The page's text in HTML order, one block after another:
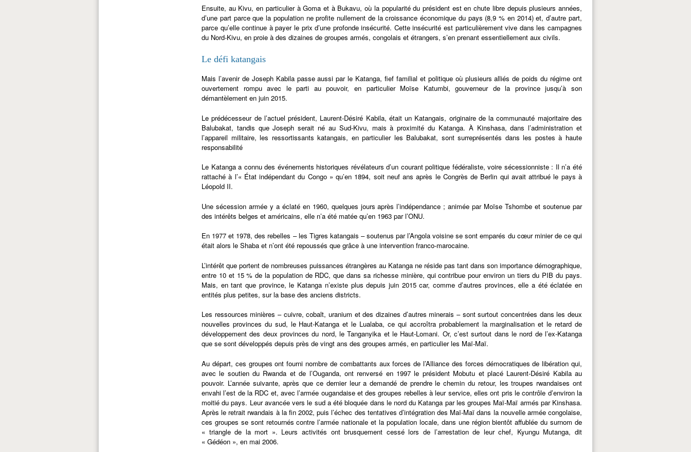
Ensuite, au Kivu, en particulier à Goma et à Bukavu, où la popularité du président est en chute libre depuis plusieurs années,
d’une part parce que la population ne profite nullement de la croissance économique du pays (8,9 % en 2014) et, d’autre part,
parce qu’elle continue à payer le prix d’une profonde insécurité. Cette insécurité est particulièrement vive dans les campagnes
du Nord-Kivu, en proie à des dizaines de groupes armés, congolais et étrangers, s’en prenant essentiellement aux civils.
Le défi katangais
Mais l’avenir de Joseph Kabila passe aussi par le Katanga, fief familial et politique où plusieurs alliés de poids du régime ont
ouvertement rompu avec le parti au pouvoir, en particulier Moïse Katumbi, gouverneur de la province jusqu’à son
démantèlement en juin 2015.
Le prédécesseur de l’actuel président, Laurent-Désiré Kabila, était un Katangais, originaire de la communauté majoritaire des
Balubakat, tandis que Joseph serait né au Sud-Kivu, mais à proximité du Katanga. À Kinshasa, dans l’administration et
l’appareil militaire, les ressortissants katangais, en particulier les Balubakat, sont surreprésentés dans les postes à haute
responsabilité
Le Katanga a connu des événements historiques révélateurs d’un courant politique fédéraliste, voire sécessionniste : Il n’a été
rattaché à l’« État indépendant du Congo » qu’en 1894, soit neuf ans après le Congrès de Berlin qui avait attribué le pays à
Léopold II.
Une sécession armée y a éclaté en 1960, quelques jours après l’indépendance ; animée par Moïse Tshombe et soutenue par
des intérêts belges et américains, elle n’a été matée qu’en 1963 par l’ONU.
En 1977 et 1978, des rebelles – les Tigres katangais – soutenus par l’Angola voisine se sont emparés du cœur minier de ce qui
était alors le Shaba et n’ont été repoussés que grâce à une intervention franco-marocaine.
L’intérêt que portent de nombreuses puissances étrangères au Katanga ne réside pas tant dans son importance démographique,
entre 10 et 15 % de la population de RDC, que dans sa richesse minière, qui contribue pour environ un tiers du PIB du pays.
Mais, en tant que province, le Katanga n’existe plus depuis juin 2015 car, comme d’autres provinces, elle a été éclatée en
entités plus petites, sur la base des anciens districts.
Les ressources minières – cuivre, cobalt, uranium et des dizaines d’autres minerais – sont surtout concentrées dans les deux
nouvelles provinces du sud, le Haut-Katanga et le Lualaba, ce qui accroîtra probablement la marginalisation et le retard de
développement des deux provinces du nord, le Tanganyika et le Haut-Lomani. Or, c’est surtout dans le nord de l’ex-Katanga
que se sont développés depuis près de vingt ans des groupes armés, en particulier les Maï-Maï.
Au départ, ces groupes ont fourni nombre de combattants aux forces de l’Alliance des forces démocratiques de libération qui,
avec le soutien du Rwanda et de l’Ouganda, ont renversé en 1997 le président Mobutu et placé Laurent-Désiré Kabila au
pouvoir. L’année suivante, après que ce dernier leur a demandé de prendre le chemin du retour, les troupes rwandaises ont
envahi l’est de la RDC et, avec l’armée ougandaise et des groupes rebelles à leur service, elles ont pris le contrôle d’environ la
moitié du pays. Leur avancée vers le sud a été bloquée dans le nord du Katanga par les groupes Maï-Maï armés par Kinshasa.
Après le retrait rwandais à la fin 2002, puis l’échec des tentatives d’intégration des Maï-Maï dans la nouvelle armée congolaise,
ces groupes se sont retournés contre l’armée nationale et la population locale, dans une région bientôt affublée du surnom de
« triangle de la mort ». Leurs activités ont brusquement cessé lors de l’arrestation de leur chef, Kyungu Mutanga, dit
« Gédéon », en mai 2006.